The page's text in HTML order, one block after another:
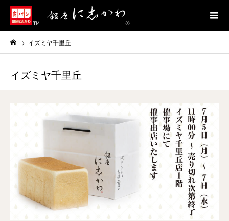
イズミヤ千里丘
イズミヤ千里丘